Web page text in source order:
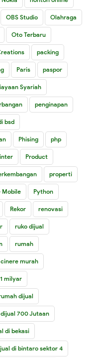
OBS Studio Olahraga
Oto Terbaru
packing
Paris paspor
Syariah
penginapan
bsd
Phising php
Product
properti
Mobile Python
Rekor renovasi
ruko dijual
rumah
murah
milyar
dijual
700 Jutaan
di bekasi
di bintaro sektor 4